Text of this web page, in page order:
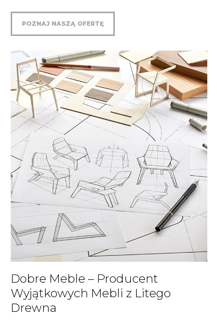
POZNAJ NASZĄ OFERTĘ
Dobre Meble – Producent
Wyjątkowych Mebli z Litego
Drewna